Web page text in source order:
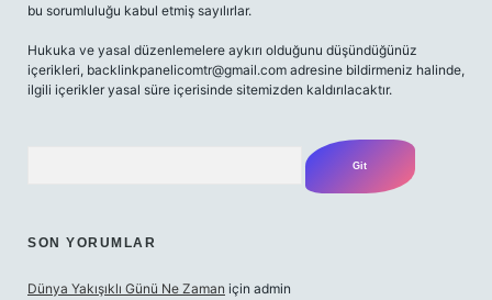
bu sorumluluğu kabul etmiş sayılırlar.
Hukuka ve yasal düzenlemelere aykırı olduğunu düşündüğünüz
içerikleri, backlinkpanelicomtr@gmail.com adresine bildirmeniz halinde,
ilgili içerikler yasal süre içerisinde sitemizden kaldırılacaktır.
SON YORUMLAR
Dünya Yakışıklı Günü Ne Zaman için admin